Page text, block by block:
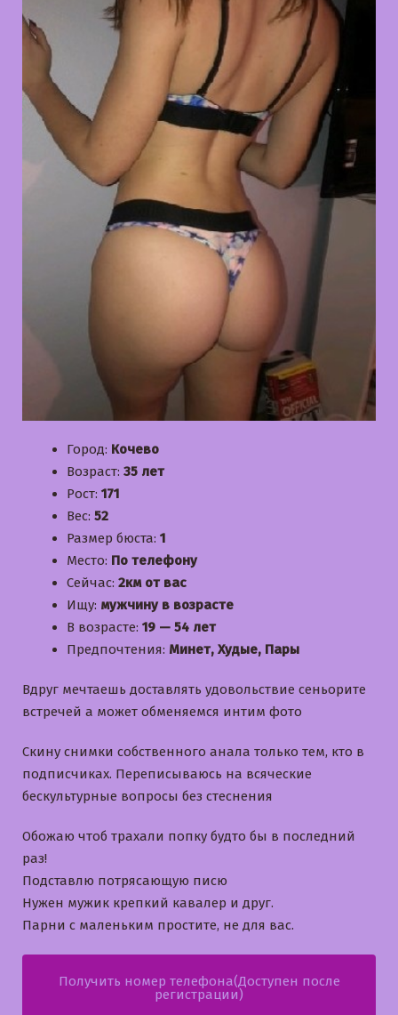
Город: Кочево
Возраст: 35 лет
Рост: 171
Вес: 52
Размер бюста: 1
Место: По телефону
Сейчас: 2км от вас
Ищу: мужчину в возрасте
В возрасте: 19 — 54 лет
Предпочтения: Минет, Худые, Пары
Вдруг мечтаешь доставлять удовольствие сеньорите
встречей а может обменяемся интим фото
Скину снимки собственного анала только тем, кто в
подписчиках. Переписываюсь на всяческие
бескультурные вопросы без стеснения
Обожаю чтоб трахали попку будто бы в последний
раз!
Подставлю потрясающую писю
Нужен мужик крепкий кавалер и друг.
Парни с маленьким простите, не для вас.
Получить номер телефона(Доступен после
регистрации)